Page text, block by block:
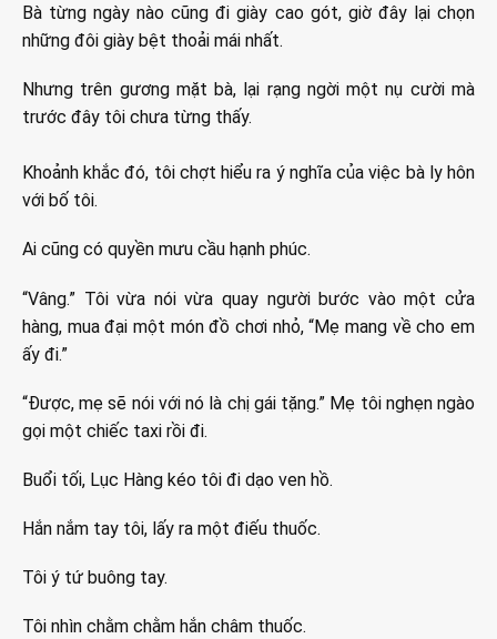
Bà từng ngày nào cũng đi giày cao gót, giờ đây lại chọn
những đôi giày bệt thoải mái nhất.
Nhưng trên gương mặt bà, lại rạng ngời một nụ cười mà
trước đây tôi chưa từng thấy.
Khoảnh khắc đó, tôi chợt hiểu ra ý nghĩa của việc bà ly hôn
với bố tôi.
Ai cũng có quyền mưu cầu hạnh phúc.
“Vâng.” Tôi vừa nói vừa quay người bước vào một cửa
hàng, mua đại một món đồ chơi nhỏ, “Mẹ mang về cho em
ấy đi.”
“Được, mẹ sẽ nói với nó là chị gái tặng.” Mẹ tôi nghẹn ngào
gọi một chiếc taxi rồi đi.
Buổi tối, Lục Hàng kéo tôi đi dạo ven hồ.
Hắn nắm tay tôi, lấy ra một điếu thuốc.
Tôi ý tứ buông tay.
Tôi nhìn chằm chằm hắn châm thuốc.